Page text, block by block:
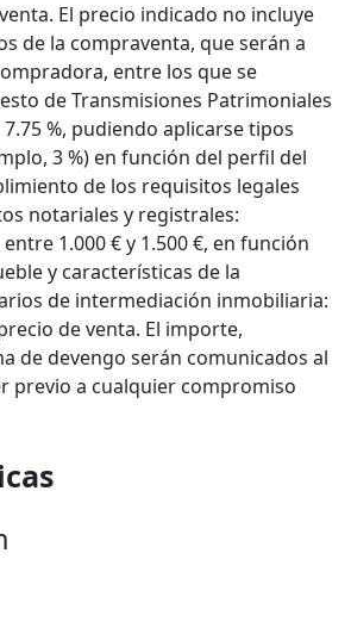
El precio indicado no incluye
de la compraventa, que serán a
entre los que se
de Transmisiones Patrimoniales
%, pudiendo aplicarse tipos
3 %) en función del perfil del
de los requisitos legales
notariales y registrales:
1.000 € y 1.500 €, en función
y características de la
de intermediación inmobiliaria:
de venta. El importe,
de devengo serán comunicados al
previo a cualquier compromiso